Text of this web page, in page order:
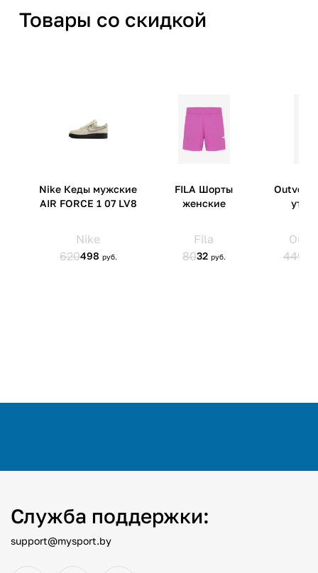
Товары со скидкой
Служба поддержки:
support@mysport.by